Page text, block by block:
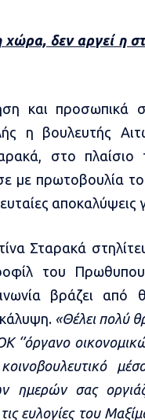
δεν αργεί η
και προσωπικά
η βουλευτής
στο πλαίσιο
με πρωτοβουλία
Σταρακά
του
βράζει από
«Θέλει πολύ
‘’όργανο
σας
ευλογίες του